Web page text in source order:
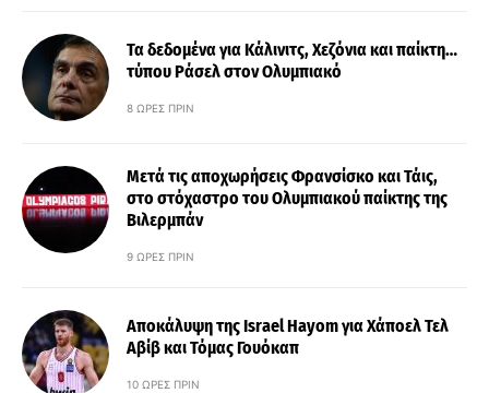
Τα δεδομένα για Κάλινιτς, Χεζόνια και παίκτη…
τύπου Ράσελ στον Ολυμπιακό
8 ΏΡΕΣ ΠΡΙΝ
Μετά τις αποχωρήσεις Φρανσίσκο και Τάις,
στο στόχαστρο του Ολυμπιακού παίκτης της
Βιλερμπάν
9 ΏΡΕΣ ΠΡΙΝ
Αποκάλυψη της Israel Hayom για Χάποελ Τελ
Αβίβ και Τόμας Γουόκαπ
10 ΏΡΕΣ ΠΡΙΝ